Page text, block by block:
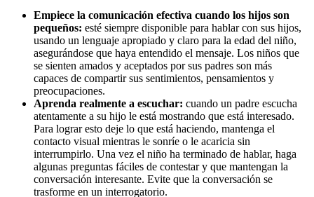
Empiece la comunicación efectiva cuando los hijos son
pequeños: esté siempre disponible para hablar con sus hijos,
usando un lenguaje apropiado y claro para la edad del niño,
asegurándose que haya entendido el mensaje. Los niños que
se sienten amados y aceptados por sus padres son más
capaces de compartir sus sentimientos, pensamientos y
preocupaciones.
Aprenda realmente a escuchar: cuando un padre escucha
atentamente a su hijo le está mostrando que está interesado.
Para lograr esto deje lo que está haciendo, mantenga el
contacto visual mientras le sonríe o le acaricia sin
interrumpirlo. Una vez el niño ha terminado de hablar, haga
algunas preguntas fáciles de contestar y que mantengan la
conversación interesante. Evite que la conversación se
trasforme en un interrogatorio.